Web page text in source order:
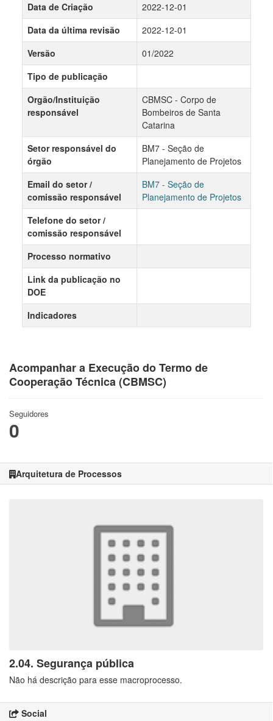
Acompanhar a Execução do Termo de
Cooperação Técnica (CBMSC)
Seguidores
0
Arquitetura de Processos
2.04. Segurança pública
Não há descrição para esse macroprocesso.
Social
Data de Criação
2022-12-01
Data da última revisão
2022-12-01
Versão
01/2022
Tipo de publicação
Orgão/Instituição
responsável
CBMSC - Corpo de
Bombeiros de Santa
Catarina
Setor responsável do
órgão
BM7 - Seção de
Planejamento de Projetos
Email do setor /
comissão responsável
BM7 - Seção de
Planejamento de Projetos
Telefone do setor /
comissão responsável
Processo normativo
Link da publicação no
DOE
Indicadores